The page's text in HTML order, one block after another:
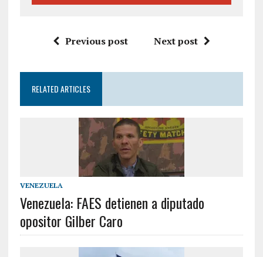
Previous post Next post
RELATED ARTICLES
VENEZUELA
Venezuela: FAES detienen a diputado
opositor Gilber Caro